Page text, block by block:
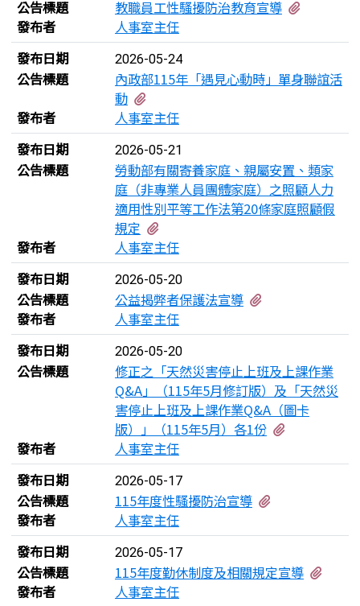
公告標題 教職員工性騷擾防治教育宣導
發布者
人事室主任
發布日期
2026-05-24
公告標題
內政部115年「遇見心動時」單身聯誼活
動
發布者
人事室主任
發布日期
2026-05-21
公告標題
勞動部有關寄養家庭、親屬安置、類家
庭（非專業人員團體家庭）之照顧人力
適用性別平等工作法第20條家庭照顧假
規定
發布者
人事室主任
發布日期
2026-05-20
公告標題 公益揭弊者保護法宣導
發布者
人事室主任
發布日期
2026-05-20
公告標題
修正之「天然災害停止上班及上課作業
Q&A」（115年5月修訂版）及「天然災
害停止上班及上課作業Q&A（圖卡
版）」（115年5月）各1份
發布者
人事室主任
發布日期
2026-05-17
公告標題 115年度性騷擾防治宣導
發布者
人事室主任
發布日期
2026-05-17
公告標題 115年度勤休制度及相關規定宣導
發布者
人事室主任